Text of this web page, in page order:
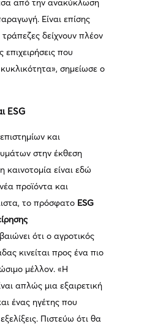
από την ανακύκλωση
Είναι επίσης
τράπεζες δείχνουν πλέον
επιχειρήσεις που
σημείωσε ο
ESG
και
στην έκθεση
καινοτομία είναι εδώ
προϊόντα και
το πρόσφατο ESG
ότι ο αγροτικός
κινείται προς ένα πιο
μέλλον. «Η
απλώς μια εξαιρετική
ένας ηγέτης που
Πιστεύω ότι θα